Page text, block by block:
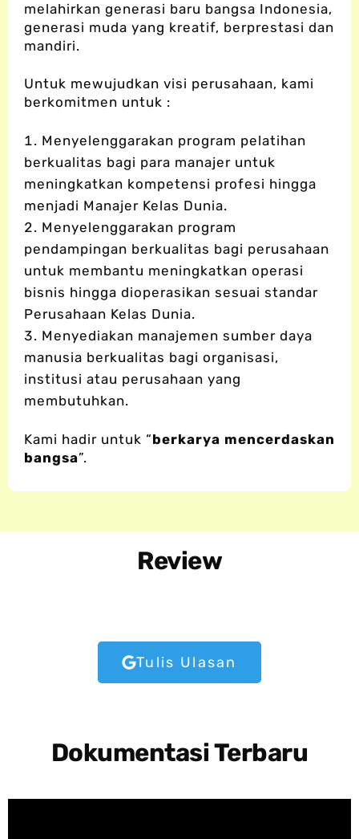
melahirkan generasi baru bangsa Indonesia,
generasi muda yang kreatif, berprestasi dan
mandiri.
Untuk mewujudkan visi perusahaan, kami
berkomitmen untuk :
Menyelenggarakan program pelatihan
berkualitas bagi para manajer untuk
meningkatkan kompetensi profesi hingga
menjadi Manajer Kelas Dunia.
Menyelenggarakan program
pendampingan berkualitas bagi perusahaan
untuk membantu meningkatkan operasi
bisnis hingga dioperasikan sesuai standar
Perusahaan Kelas Dunia.
Menyediakan manajemen sumber daya
manusia berkualitas bagi organisasi,
institusi atau perusahaan yang
membutuhkan.
Kami hadir untuk “berkarya mencerdaskan
bangsa”.
Review
Tulis Ulasan
Dokumentasi Terbaru